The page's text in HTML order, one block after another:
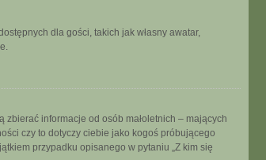
dla gości, takich jak własny awatar,
informacje od osób małoletnich – mających
czy to dotyczy ciebie jako kogoś próbującego
przypadku opisanego w pytaniu „Z kim się